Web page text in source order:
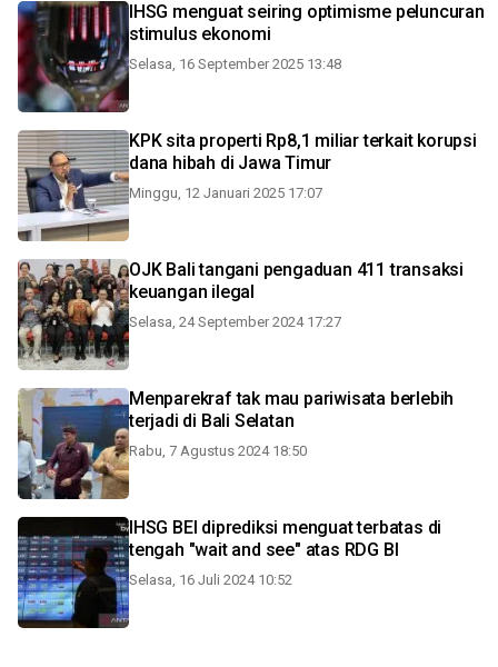
IHSG menguat seiring optimisme peluncuran
stimulus ekonomi
Selasa, 16 September 2025 13:48
KPK sita properti Rp8,1 miliar terkait korupsi
dana hibah di Jawa Timur
Minggu, 12 Januari 2025 17:07
OJK Bali tangani pengaduan 411 transaksi
keuangan ilegal
Selasa, 24 September 2024 17:27
Menparekraf tak mau pariwisata berlebih
terjadi di Bali Selatan
Rabu, 7 Agustus 2024 18:50
IHSG BEI diprediksi menguat terbatas di
tengah "wait and see" atas RDG BI
Selasa, 16 Juli 2024 10:52